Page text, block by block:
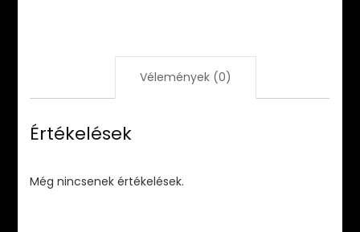
Vélemények (0)
Értékelések
Még nincsenek értékelések.